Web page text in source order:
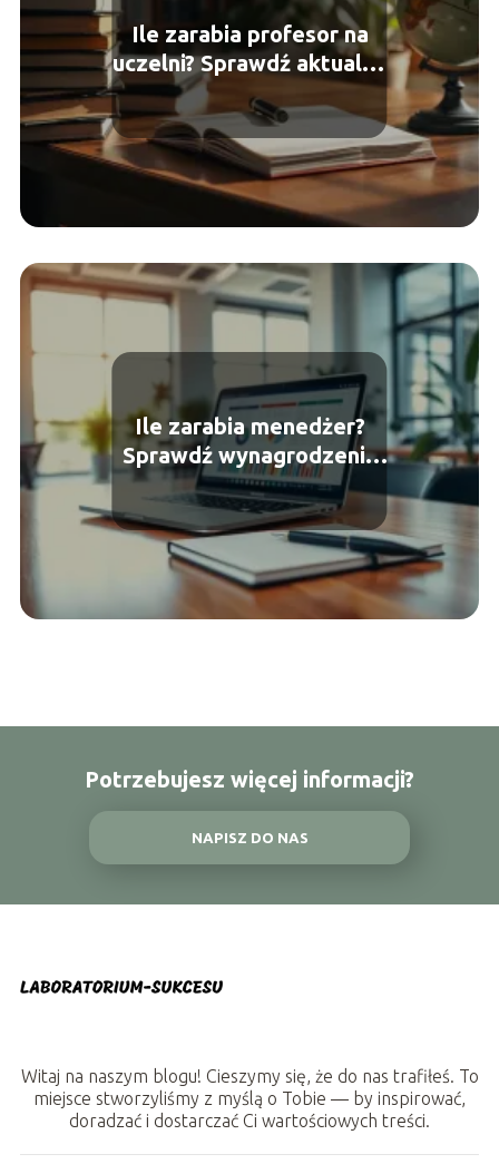
Ile zarabia profesor na
uczelni? Sprawdź aktualne
wynagrodzenia!
Ile zarabia menedżer?
Sprawdź wynagrodzenia
w różnych sektorach
Potrzebujesz więcej informacji?
NAPISZ DO NAS
Witaj na naszym blogu! Cieszymy się, że do nas trafiłeś. To
miejsce stworzyliśmy z myślą o Tobie — by inspirować,
doradzać i dostarczać Ci wartościowych treści.